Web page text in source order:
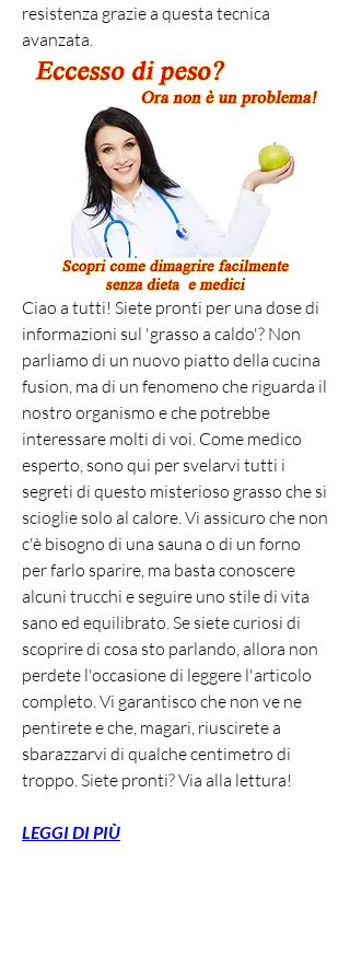
resistenza grazie a questa tecnica
avanzata.
Ciao a tutti! Siete pronti per una dose di
informazioni sul 'grasso a caldo'? Non
parliamo di un nuovo piatto della cucina
fusion, ma di un fenomeno che riguarda il
nostro organismo e che potrebbe
interessare molti di voi. Come medico
esperto, sono qui per svelarvi tutti i
segreti di questo misterioso grasso che si
scioglie solo al calore. Vi assicuro che non
c'è bisogno di una sauna o di un forno
per farlo sparire, ma basta conoscere
alcuni trucchi e seguire uno stile di vita
sano ed equilibrato. Se siete curiosi di
scoprire di cosa sto parlando, allora non
perdete l'occasione di leggere l'articolo
completo. Vi garantisco che non ve ne
pentirete e che, magari, riuscirete a
sbarazzarvi di qualche centimetro di
troppo. Siete pronti? Via alla lettura!
LEGGI DI PIÙ